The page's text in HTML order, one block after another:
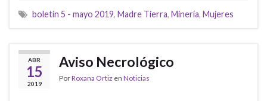
boletín 5 - mayo 2019, Madre Tierra, Minería, Mujeres
ABR
15
2019
Aviso Necrológico
PorRoxana Ortiz en Noticias